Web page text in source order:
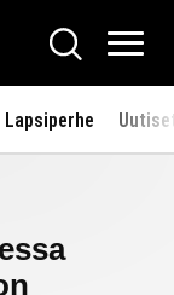
Hae
Lapsiperhe